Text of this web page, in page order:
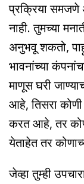
प्रक्रिया समजणे
नाही. तुमच्या
अनुभवू शकतो,
भावनांच्या
माणूस घरी
आहे, तिसरा कोणी
करत आहे, तर
येताहेत तर
जेव्हा तुम्ही